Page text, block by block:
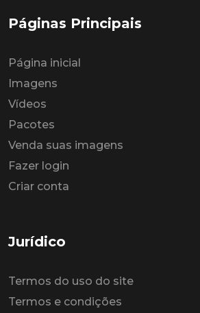
Páginas Principais
Página inicial
Imagens
Vídeos
Pacotes
Venda suas imagens
Fazer login
Criar conta
Jurídico
Termos do uso do site
Termos e condições